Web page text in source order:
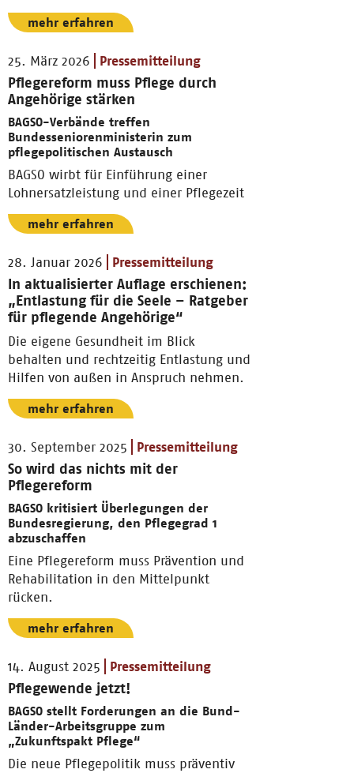
mehr erfahren
25. März 2026 Pressemitteilung
Pflegereform muss Pflege durch
Angehörige stärken
BAGSO-Verbände treffen
Bundesseniorenministerin zum
pflegepolitischen Austausch
BAGSO wirbt für Einführung einer
Lohnersatzleistung und einer Pflegezeit
mehr erfahren
28. Januar 2026 Pressemitteilung
In aktualisierter Auflage erschienen:
„Entlastung für die Seele – Ratgeber
für pflegende Angehörige“
Die eigene Gesundheit im Blick
behalten und rechtzeitig Entlastung und
Hilfen von außen in Anspruch nehmen.
mehr erfahren
30. September 2025 Pressemitteilung
So wird das nichts mit der
Pflegereform
BAGSO kritisiert Überlegungen der
Bundesregierung, den Pflegegrad 1
abzuschaffen
Eine Pflegereform muss Prävention und
Rehabilitation in den Mittelpunkt
rücken.
mehr erfahren
14. August 2025 Pressemitteilung
Pflegewende jetzt!
BAGSO stellt Forderungen an die Bund-
Länder-Arbeitsgruppe zum
„Zukunftspakt Pflege“
Die neue Pflegepolitik muss präventiv